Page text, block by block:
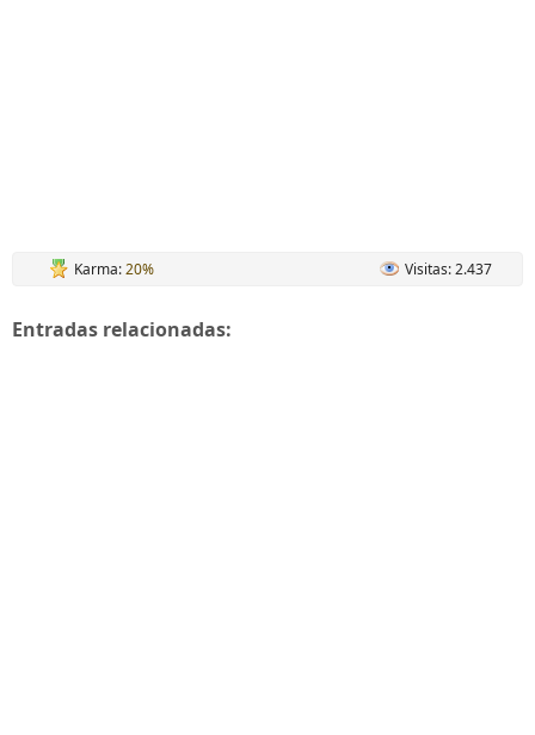
Karma:20% Visitas: 2.437
Entradas relacionadas: